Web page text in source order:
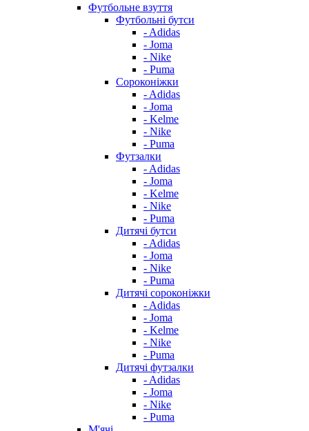
Футбольне взуття
Футбольні бутси
- Adidas
- Joma
- Nike
- Puma
Сороконіжки
- Adidas
- Joma
- Kelme
- Nike
- Puma
Футзалки
- Adidas
- Joma
- Kelme
- Nike
- Puma
Дитячі бутси
- Adidas
- Joma
- Nike
- Puma
Дитячі сороконіжки
- Adidas
- Joma
- Kelme
- Nike
- Puma
Дитячі футзалки
- Adidas
- Joma
- Nike
- Puma